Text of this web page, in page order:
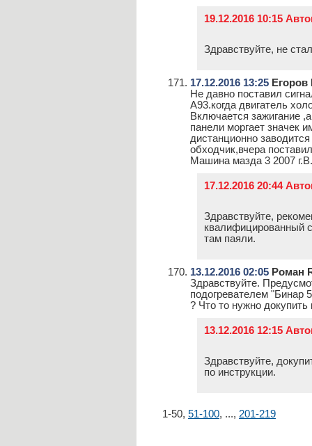
19.12.2016 10:15
Здравствуйте, не
17.12.2016 13:25
Не давно поставил
А93.когда двигатель
Включается зажигание
панели моргает значек
дистанционно
обходчик,вчера
Машина мазда 3 2007
17.12.2016 20:44
Здравствуйте,
квалифицированный
там паяли.
13.12.2016 02:05 Роман
Здравствуйте.
подогревателем "Бинар
? Что то нужно
13.12.2016 12:15
Здравствуйте,
по инструкции.
1-50, 51-100, ..., 201-219